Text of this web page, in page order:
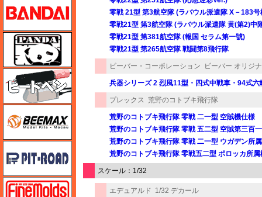
零戦 21型 第3航空隊 (ラバウル派遣隊 X－183
零戦21型 第3航空隊 (ラバウル派遣隊 黄(第2)中
零戦21型 第381航空隊 (報国 セラム第一號)
零戦21型 第265航空隊 戦闘第8飛行隊
ビーバー・コーポレーション ビーバー オリジ
兵器シリーズ 2 烈風11型・四式中戦車・94式六
プレックス 荒野のコトブキ飛行隊
荒野のコトブキ飛行隊 零戦 二一型 空賊機仕様
荒野のコトブキ飛行隊 零戦 五二型 空賊第三百
荒野のコトブキ飛行隊 零戦 二一型 ウガデン所
荒野のコトブキ飛行隊 零戦五二型 ポロッカ所
スケール：1/32
エデュアルド 1/32 デカール
パンダホビー
ヒートペン（十和田技研・ブレインファクトリー）
BEEMAX
ピットロード
ファインモールド